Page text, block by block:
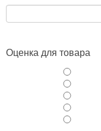
Оценка для товара